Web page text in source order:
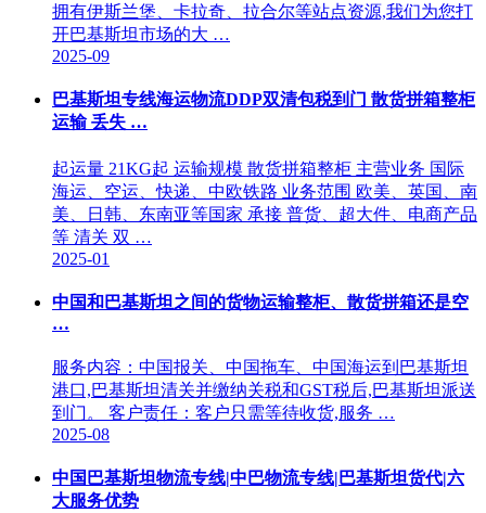
拥有伊斯兰堡、卡拉奇、拉合尔等站点资源,我们为您打
开巴基斯坦市场的大 …
2025-09
巴基斯坦专线海运物流DDP双清包税到门 散货拼箱整柜
运输 丢失 …
起运量 21KG起 运输规模 散货拼箱整柜 主营业务 国际
海运、空运、快递、中欧铁路 业务范围 欧美、英国、南
美、日韩、东南亚等国家 承接 普货、超大件、电商产品
等 清关 双 …
2025-01
中国和巴基斯坦之间的货物运输整柜、散货拼箱还是空
…
服务内容：中国报关、中国拖车、中国海运到巴基斯坦
港口,巴基斯坦清关并缴纳关税和GST税后,巴基斯坦派送
到门。 客户责任：客户只需等待收货,服务 …
2025-08
中国巴基斯坦物流专线|中巴物流专线|巴基斯坦货代|六
大服务优势